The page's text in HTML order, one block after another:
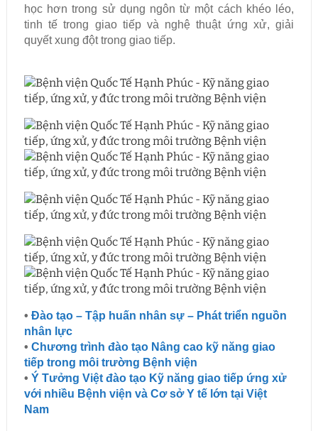
học hơn trong sử dụng ngôn từ một cách khéo léo,
tinh tế trong giao tiếp và nghệ thuật ứng xử, giải
quyết xung đột trong giao tiếp.
• Đào tạo – Tập huấn nhân sự – Phát triển nguồn
nhân lực
• Chương trình đào tạo Nâng cao kỹ năng giao
tiếp trong môi trường Bệnh viện
• Ý Tưởng Việt đào tạo Kỹ năng giao tiếp ứng xử
với nhiều Bệnh viện và Cơ sở Y tế lớn tại Việt
Nam